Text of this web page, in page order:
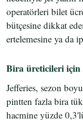
operatörleri bilet
bütçesine dikkat
ertelemesine ya da
Bira üreticileri
Jefferies, sezon
pintten fazla bira
hacmine yüzde